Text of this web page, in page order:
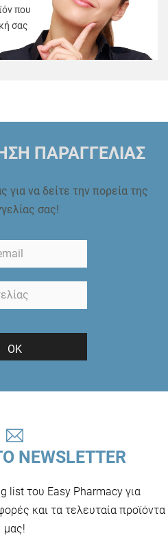
που
σας
ΠΑΡΑΓΓΕΛΙΑΣ
για να δείτε την πορεία της
σας!
ΟΚ
NEWSLETTER
list του Easy Pharmacy για
και τα τελευταία προϊόντα
μας!